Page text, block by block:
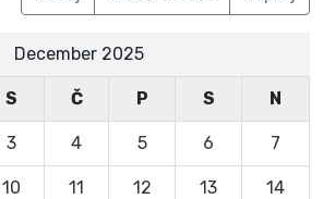
December 2025
S Č P S N
3 4 5 6 7
10 11 12 13 14